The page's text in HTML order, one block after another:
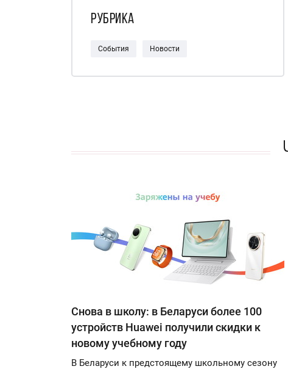
Рубрика
События Новости
Снова в школу: в Беларуси более 100
устройств Huawei получили скидки к
новому учебному году
В Беларуси к предстоящему школьному сезону